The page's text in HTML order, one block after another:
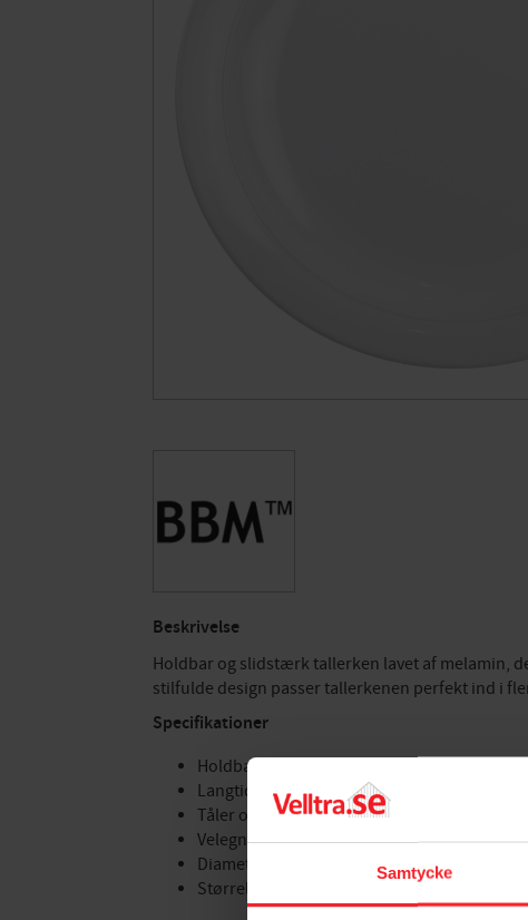
Samtycke
Beskrivelse
Holdbar og slidstærk tallerken lavet af melamin,
stilfulde design passer tallerkenen perfekt ind i
Specifikationer
Holdbar
Langtidsholdbar
Tåler opvaskemaskine
Velegnet til forskellige miljøer
Diameter: 26 cm
Størrelse (LxBxH): 26x26x3 cm